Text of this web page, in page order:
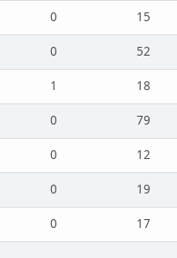
0
15
0
52
1
18
0
79
0
12
0
19
0 17